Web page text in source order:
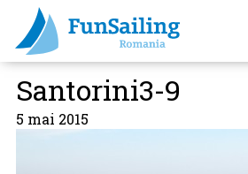
Santorini3-9
5 mai 2015